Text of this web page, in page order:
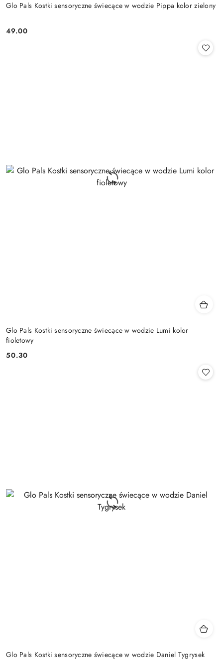
Glo Pals Kostki sensoryczne świecące w wodzie Pippa kolor zielony
Cena:
49.00
Glo Pals Kostki sensoryczne świecące w wodzie Lumi kolor
fioletowy
Cena:
50.30
Glo Pals Kostki sensoryczne świecące w wodzie Daniel Tygrysek